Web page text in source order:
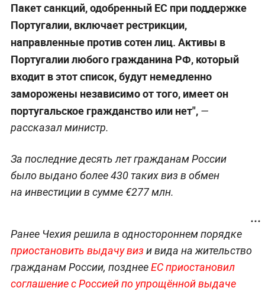
Пакет санкций, одобренный ЕС при поддержке
Португалии, включает рестрикции,
направленные против сотен лиц. Активы в
Португалии любого гражданина РФ, который
входит в этот список, будут немедленно
заморожены независимо от того, имеет он
португальское гражданство или нет",—
рассказал министр.
За последние десять лет гражданам России
было выдано более 430 таких виз в обмен
на инвестиции в сумме €277 млн.
Ранее Чехия решила в одностороннем порядке
приостановить выдачу визи вида на жительство
гражданам России, позднееЕС приостановил
соглашение с Россией по упрощённой выдаче